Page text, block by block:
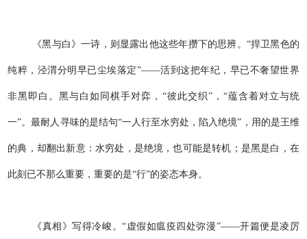
《黑与白》一诗，则显露出他这些年攒下的思辨。“捍卫黑色的
纯粹，泾渭分明早已尘埃落定”——活到这把年纪，早已不奢望世界
非黑即白。黑与白如同棋手对弈，“彼此交织”，“蕴含着对立与统
一”。最耐人寻味的是结句“一人行至水穷处，陷入绝境”，用的是王维
的典，却翻出新意：水穷处，是绝境，也可能是转机；是黑是白，在
此刻已不那么重要，重要的是“行”的姿态本身。
《真相》写得冷峻。“虚假如瘟疫四处弥漫”——开篇便是凌厉